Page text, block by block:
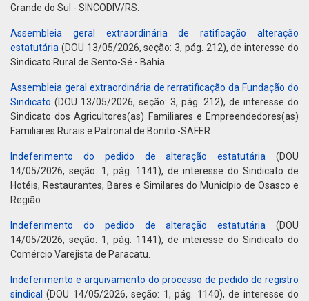
Grande do Sul - SINCODIV/RS.
Assembleia geral extraordinária de ratificação alteração
estatutária (DOU 13/05/2026, seção: 3, pág. 212), de interesse do
Sindicato Rural de Sento-Sé - Bahia.
Assembleia geral extraordinária de rerratificação da Fundação do
Sindicato (DOU 13/05/2026, seção: 3, pág. 212), de interesse do
Sindicato dos Agricultores(as) Familiares e Empreendedores(as)
Familiares Rurais e Patronal de Bonito -SAFER.
Indeferimento do pedido de alteração estatutária (DOU
14/05/2026, seção: 1, pág. 1141), de interesse do Sindicato de
Hotéis, Restaurantes, Bares e Similares do Município de Osasco e
Região.
Indeferimento do pedido de alteração estatutária (DOU
14/05/2026, seção: 1, pág. 1141), de interesse do Sindicato do
Comércio Varejista de Paracatu.
Indeferimento e arquivamento do processo de pedido de registro
sindical (DOU 14/05/2026, seção: 1, pág. 1140), de interesse do